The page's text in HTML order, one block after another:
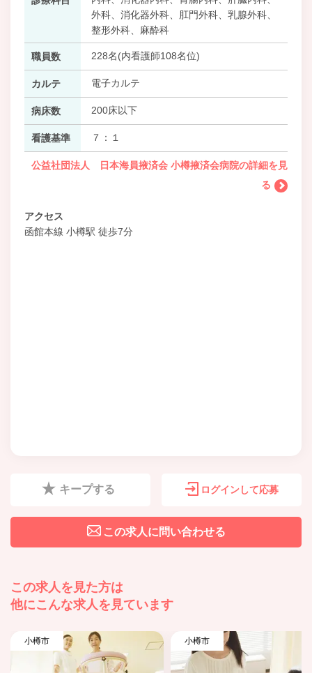
外科、消化器外科、肛門外科、乳腺外科、
整形外科、麻酔科
職員数 228名(内看護師108名位)
カルテ 電子カルテ
病床数 200床以下
看護基準 ７：１
公益社団法人 日本海員掖済会 小樽掖済会病院の詳細を見
る
アクセス
函館本線 小樽駅 徒歩7分
キープする ログインして応募
この求人に問い合わせる
この求人を見た方は
他にこんな求人を見ています
小樽市 小樽市